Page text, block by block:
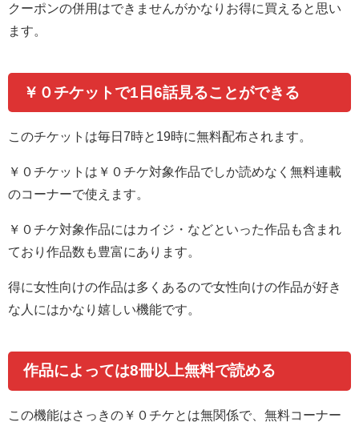
クーポンの併用はできませんがかなりお得に買えると思い
ます。
￥０チケットで1日6話見ることができる
このチケットは毎日7時と19時に無料配布されます
￥０チケットは￥０チケ対象作品でしか読めなく無料連載
のコーナーで使えます。
￥０チケ対象作品にはカイジ・などといった作品も含まれ
ており作品数も豊富にあります。
得に女性向けの作品は多くあるので女性向けの作品が好き
な人にはかなり嬉しい機能です。
作品によっては8冊以上無料で読める
この機能はさっきの￥０チケとは無関係で、 無料コーナー